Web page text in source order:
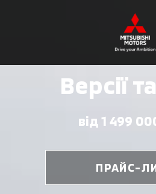
Версії
від 1 499
ПРАЙС-